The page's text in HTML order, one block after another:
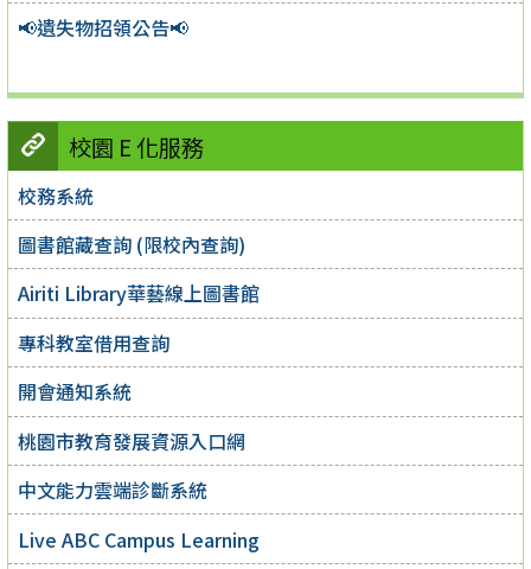
📢遺失物招領公告📢
校園 E 化服務
校務系統
圖書館藏查詢 (限校內查詢)
Airiti Library華藝線上圖書館
專科教室借用查詢
開會通知系統
桃園市教育發展資源入口網
中文能力雲端診斷系統
Live ABC Campus Learning